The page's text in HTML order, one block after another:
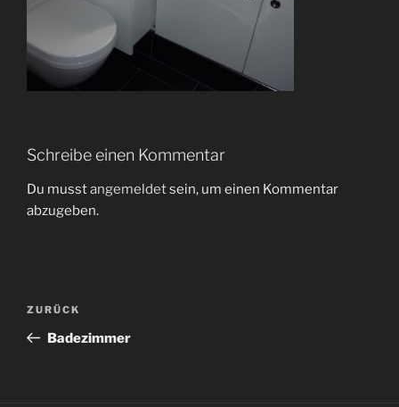
Schreibe einen Kommentar
Du musstangemeldetsein, um einen Kommentar
abzugeben.
Beitragsnavigation
Vorheriger
Beitrag
ZURÜCK
Badezimmer